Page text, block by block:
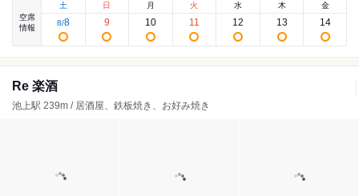
空席
情報
土
8/8
日
9
月
10
火
11
水
12
木
13
金
14
Re 楽酒
池上駅 239m / 居酒屋、鉄板焼き、お好み焼き